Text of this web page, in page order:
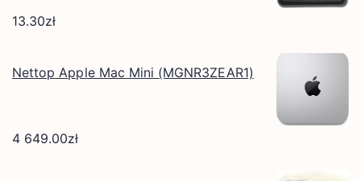
13.30zł
Nettop Apple Mac Mini (MGNR3ZEAR1)
4 649.00zł